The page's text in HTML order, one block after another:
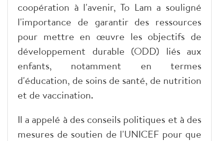
coopération à l'avenir, To Lam a souligné
l'importance de garantir des ressources
pour mettre en œuvre les objectifs de
développement durable (ODD) liés aux
enfants, notamment en termes
d'éducation, de soins de santé, de nutrition
et de vaccination.
Il a appelé à des conseils politiques et à des
mesures de soutien de l'UNICEF pour que